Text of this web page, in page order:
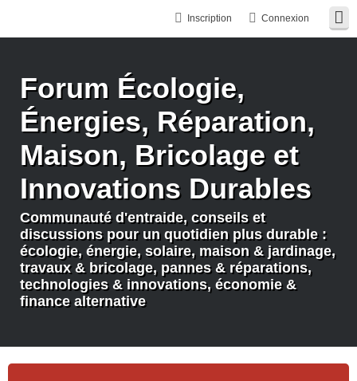
Connexion
Inscription
Forum Écologie,
Énergies, Réparation,
Maison, Bricolage et
Innovations Durables
Communauté d'entraide, conseils et
discussions pour un quotidien plus durable :
écologie, énergie, solaire, maison & jardinage,
travaux & bricolage, pannes & réparations,
technologies & innovations, économie &
finance alternative